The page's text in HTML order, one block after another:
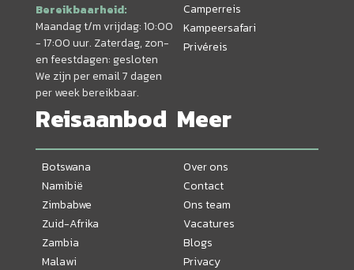
Bereikbaarheid:
Maandag t/m vrijdag: 10:00
- 17:00 uur. Zaterdag, zon-
en feestdagen: gesloten
We zijn per email 7 dagen
per week bereikbaar.
Camperreis
Kampeersafari
Privéreis
Reisaanbod
Botswana
Namibië
Zimbabwe
Zuid-Afrika
Zambia
Malawi
Meer
Over ons
Contact
Ons team
Vacatures
Blogs
Privacy